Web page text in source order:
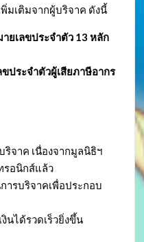
มเติมจากผู้บริจาค ดังนี้
ยเลขประจำตัว 13 หลัก
ประจำตัวผู้เสียภาษีอากร
ริจาค เนื่องจากมูลนิธิฯ
รอนิกส์แล้ว
ารบริจาคเพื่อประกอบ
นได้รวดเร็วยิ่งขึ้น